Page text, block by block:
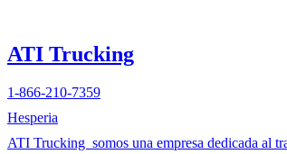
ATI Trucking
1-866-210-7359
Hesperia
ATI Trucking somos una empresa dedicada al